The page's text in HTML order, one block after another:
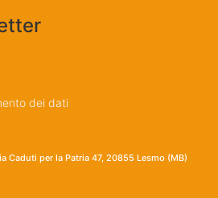
dei dati
Caduti per la Patria 47, 20855 Lesmo (MB)